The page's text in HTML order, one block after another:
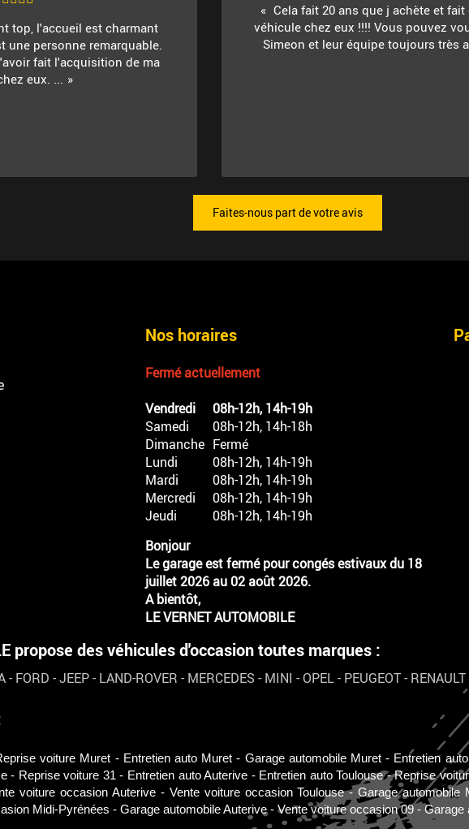
top, l'accueil est charmant
une personne remarquable.
fait l'acquisition de ma
eux. ...
Cela fait 20 ans que j achète et
véhicule chez eux !!!! Vous pouvez
Simeon et leur équipe toujours très
Faites-nous part de votre avis
Nos horaires
Fermé actuellement
Vendredi
08h-12h, 14h-19h
Samedi
08h-12h, 14h-18h
Dimanche Fermé
Lundi
08h-12h, 14h-19h
Mardi
08h-12h, 14h-19h
Mercredi
08h-12h, 14h-19h
Jeudi
08h-12h, 14h-19h
Bonjour
Le garage est fermé pour congés estivaux du 18
juillet 2026 au 02 août 2026.
A bientôt,
LE VERNET AUTOMOBILE
propose des véhicules d'occasion toutes marques :
- FORD -JEEP- LAND-ROVER - MERCEDES - MINI - OPEL - PEUGEOT- RENAULT
voiture Muret Entretien auto Muret Garage automobile Muret
Entretien
Reprise voiture 31 Entretien auto Auterive Entretien auto Toulouse
Reprise
voiture occasion Auterive Vente voiture occasion Toulouse
Garage automobile
Midi-Pyrénées Garage automobile Auterive Vente voiture occasion 09 Garage